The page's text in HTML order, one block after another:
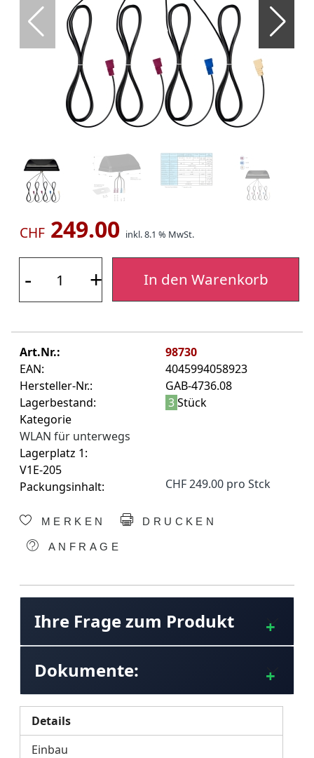
CHF 249.00 inkl. 8.1 % MwSt.
- + In den Warenkorb
Art.Nr.:
98730
EAN:
4045994058923
Hersteller-Nr.:
GAB-4736.08
Lagerbestand:
3Stück
Kategorie
WLAN für unterwegs
Lagerplatz 1:
V1E-205
Packungsinhalt:
CHF 249.00 pro Stck
MERKEN DRUCKEN
ANFRAGE
Ihre Frage zum Produkt
Dokumente:
Details
Einbau